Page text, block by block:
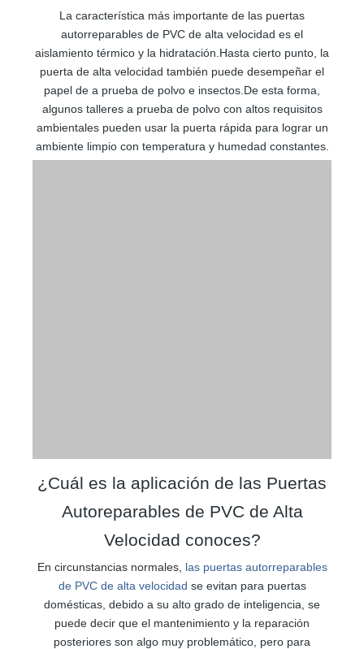
La característica más importante de las puertas
autorreparables de PVC de alta velocidad es el
aislamiento térmico y la hidratación.Hasta cierto punto, la
puerta de alta velocidad también puede desempeñar el
papel de a prueba de polvo e insectos.De esta forma,
algunos talleres a prueba de polvo con altos requisitos
ambientales pueden usar la puerta rápida para lograr un
ambiente limpio con temperatura y humedad constantes.
¿Cuál es la aplicación de las Puertas
Autoreparables de PVC de Alta
Velocidad conoces?
En circunstancias normales, las puertas autorreparables
de PVC de alta velocidad se evitan para puertas
domésticas, debido a su alto grado de inteligencia, se
puede decir que el mantenimiento y la reparación
posteriores son algo muy problemático, pero para